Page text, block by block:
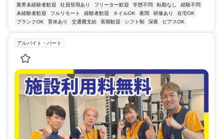
業界未経験者歓迎 社員登用あり フリーター歓迎 学歴不問 転勤なし
経験不問
未経験者歓迎
フルリモート 経験者歓迎 ネイルOK 夜間 研修あり
在宅OK
ブランクOK
育休あり 交通費支給 長期歓迎 シフト制 深夜 ピアスOK
アルバイト・パート